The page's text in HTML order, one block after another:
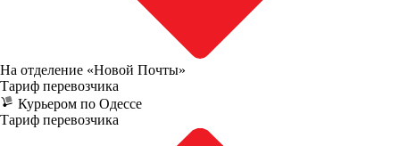
На отделение «Новой Почты»
Тариф перевозчика
Курьером по Одессе
Тариф перевозчика